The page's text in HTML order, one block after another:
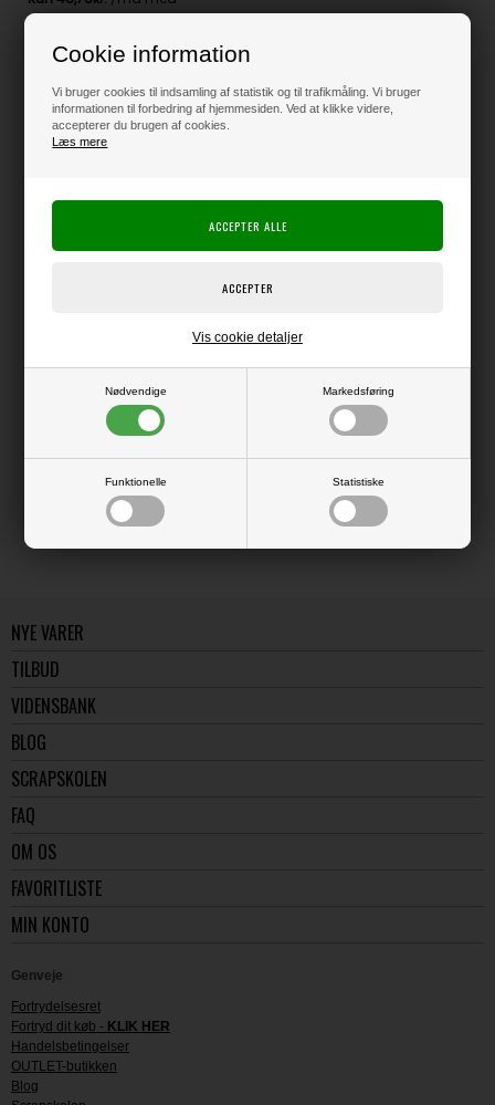
Cookie information
Vi bruger cookies til indsamling af statistik og til trafikmåling. Vi bruger
informationen til forbedring af hjemmesiden. Ved at klikke videre,
accepterer du brugen af cookies.
Læs mere
Nødvendige Markedsføring
Funktionelle Statistiske
Vis cookie detaljer
195,00DKK
Klik her for pris inkl. fragt
Die, der kan bruges i f.eks. Big Shot eller andre die-cut systemer.
Læs flere artikler...
NYE VARER
TILBUD
VIDENSBANK
BLOG
SCRAPSKOLEN
FAQ
OM OS
FAVORITLISTE
MIN KONTO
Genveje
Fortrydelsesret
Fortryd dit køb - KLIK HER
Handelsbetingelser
OUTLET-butikken
Blog